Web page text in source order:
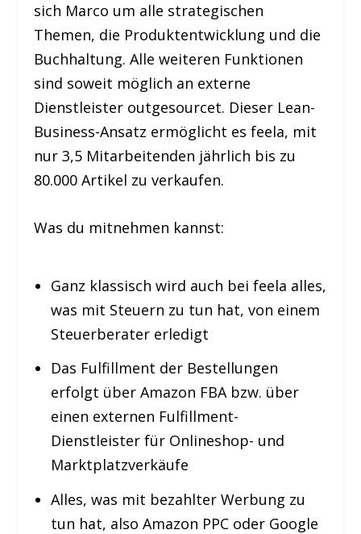
sich Marco um alle strategischen
Themen, die Produktentwicklung und die
Buchhaltung. Alle weiteren Funktionen
sind soweit möglich an externe
Dienstleister outgesourcet. Dieser Lean-
Business-Ansatz ermöglicht es feela, mit
nur 3,5 Mitarbeitenden jährlich bis zu
80.000 Artikel zu verkaufen.
Was du mitnehmen kannst:
Ganz klassisch wird auch bei feela alles,
was mit Steuern zu tun hat, von einem
Steuerberater erledigt
Das Fulfillment der Bestellungen
erfolgt über Amazon FBA bzw. über
einen externen Fulfillment-
Dienstleister für Onlineshop- und
Marktplatzverkäufe
Alles, was mit bezahlter Werbung zu
tun hat, also Amazon PPC oder Google